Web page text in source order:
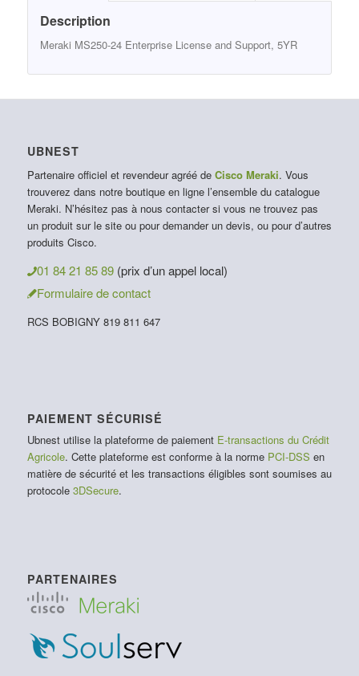
Description
Meraki MS250-24 Enterprise License and Support, 5YR
UBNEST
Partenaire officiel et revendeur agréé de Cisco Meraki. Vous
trouverez dans notre boutique en ligne l’ensemble du catalogue
Meraki. N’hésitez pas à nous contacter si vous ne trouvez pas
un produit sur le site ou pour demander un devis, ou pour d’autres
produits Cisco.
01 84 21 85 89 (prix d’un appel local)
Formulaire de contact
RCS BOBIGNY 819 811 647
PAIEMENT SÉCURISÉ
Ubnest utilise la plateforme de paiement E-transactions du Crédit
Agricole. Cette plateforme est conforme à la norme PCI-DSS en
matière de sécurité et les transactions éligibles sont soumises au
protocole 3DSecure.
PARTENAIRES